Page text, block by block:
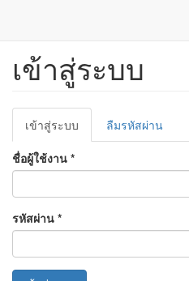
ข้าม
เนื้อหา
เข้าสู่ระบบ
Primary
tabs
เข้าสู่ระบบ
ปัจจุบัน)
ลืมรหัสผ่าน
ชื่อผู้ใช้งาน *
รหัสผ่าน *